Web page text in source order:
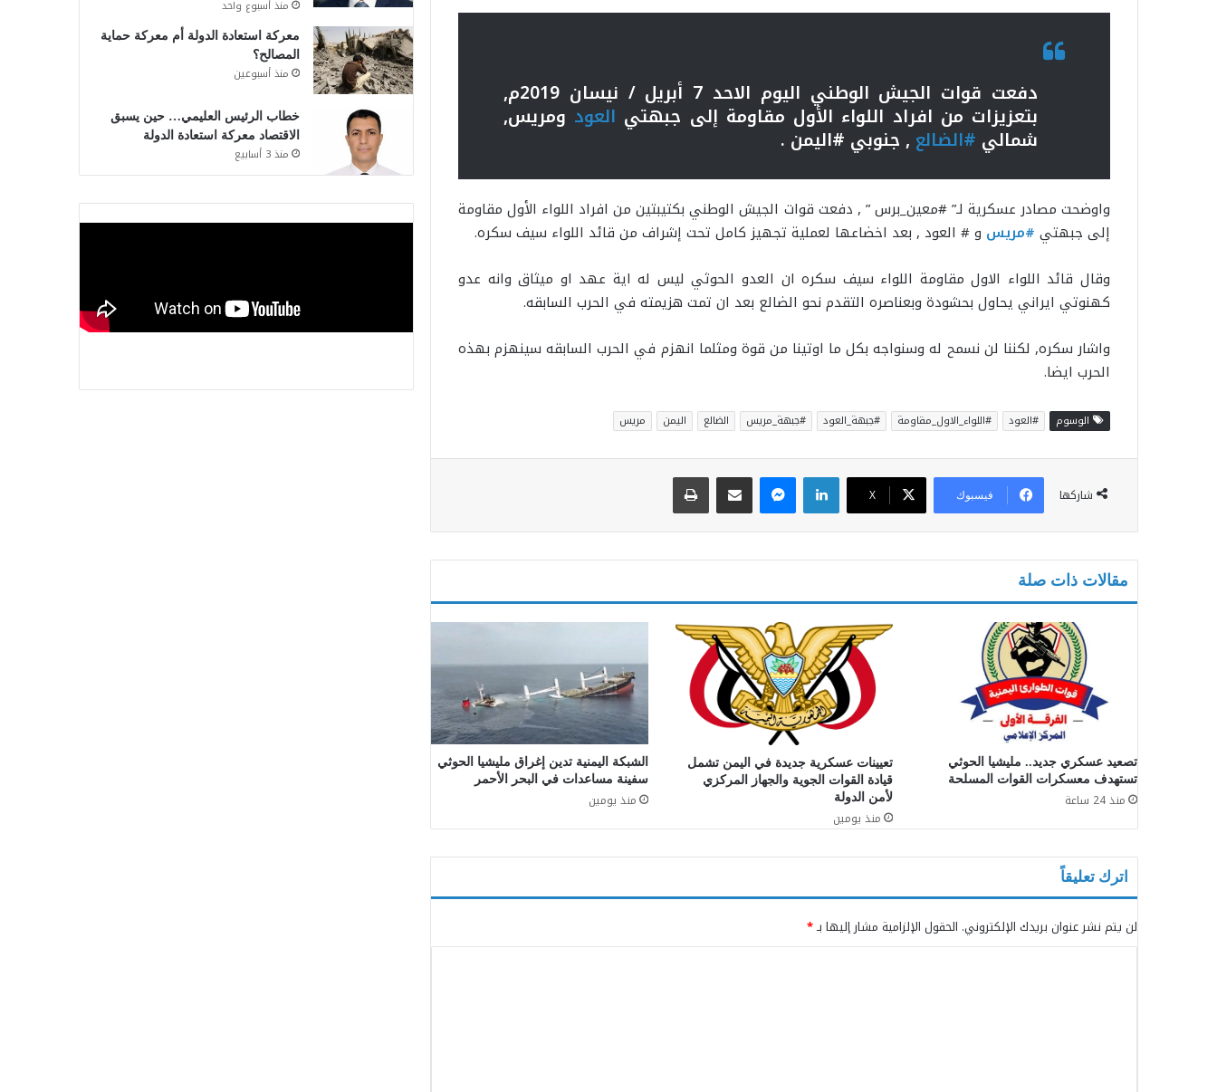
دفعت قوات الجيش الوطني اليوم الاحد 7 أبريل / نيسان 2019م,
بتعزيزات من افراد اللواء الأول مقاومة إلى جبهتي العود ومريس,
شمالي #الضالع , جنوبي #اليمن .
واوضحت مصادر عسكرية لـ” #معين_برس ” , دفعت قوات الجيش الوطني بكتيبتين من افراد اللواء الأول مقاومة
إلى جبهتي #مريس و # العود , بعد اخضاعها لعملية تجهيز كامل تحت إشراف من قائد اللواء سيف سكره.
وقال قائد اللواء الاول مقاومة اللواء سيف سكره ان العدو الحوثي ليس له اية عهد او ميثاق وانه عدو
كهنوتي ايراني يحاول بحشودة وبعناصره التقدم نحو الضالع بعد ان تمت هزيمته في الحرب السابقه.
واشار سكره, لكننا لن نسمح له وسنواجه بكل ما اوتينا من قوة ومثلما انهزم في الحرب السابقه سينهزم بهذه
الحرب ايضا.
الوسوم #العود #اللواء_الاول_مقاومة #جبهة_العود #جبهة_مريس الضالع اليمن مريس
شاركها فيسبوك X
لينكدإن ماسنجر مشاركة عبر البريد طباعة
مقالات ذات صلة
تصعيد عسكري جديد.. مليشيا الحوثي
تستهدف معسكرات القوات المسلحة
منذ 24 ساعة
تعيينات عسكرية جديدة في اليمن تشمل
قيادة القوات الجوية والجهاز المركزي
لأمن الدولة
منذ يومين
الشبكة اليمنية تدين إغراق مليشيا الحوثي
سفينة مساعدات في البحر الأحمر
منذ يومين
اترك تعليقاً
لن يتم نشر عنوان بريدك الإلكتروني. الحقول الإلزامية مشار إليها بـ*
منذ أسبوع واحد
معركة استعادة الدولة أم معركة حماية
المصالح؟
منذ أسبوعين
خطاب الرئيس العليمي… حين يسبق
الاقتصاد معركة استعادة الدولة
منذ 3 أسابيع